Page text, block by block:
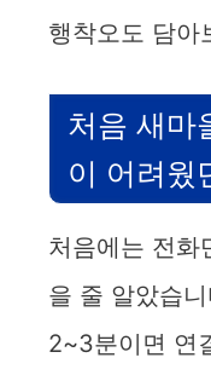
행착오도 담아
처음 새마
이 어려웠
처음에는 전화
을 줄 알았습
2~3분이면 연